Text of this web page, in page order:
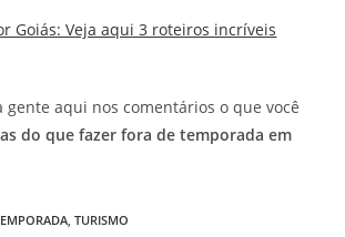
Goiás: Veja aqui 3 roteiros incríveis
gente aqui nos comentários o que você
do que fazer fora de temporada em
, TURISMO